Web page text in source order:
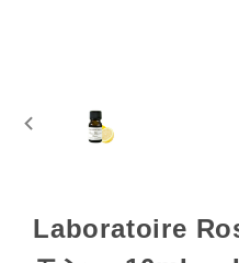
Laboratoire